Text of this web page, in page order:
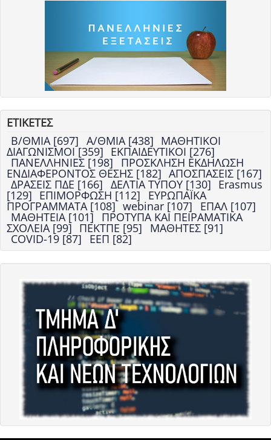
ΕΤΙΚΕΤΕΣ
Β/ΘΜΙΑ [697] Α/ΘΜΙΑ [438] ΜΑΘΗΤΙΚΟΙ
ΔΙΑΓΩΝΙΣΜΟΙ [359] ΕΚΠΑΙΔΕΥΤΙΚΟΙ [276]
ΠΑΝΕΛΛΗΝΙΕΣ [198] ΠΡΟΣΚΛΗΣΗ ΕΚΔΗΛΩΣΗ
ΕΝΔΙΑΦΕΡΟΝΤΟΣ ΘΕΣΗΣ [182] ΑΠΟΣΠΑΣΕΙΣ [167]
ΔΡΑΣΕΙΣ ΠΔΕ [166] ΔΕΛΤΙΑ ΤΥΠΟΥ [130] Erasmus
[129] ΕΠΙΜΟΡΦΩΣΗ [112] ΕΥΡΩΠΑΪΚΑ
ΠΡΟΓΡΑΜΜΑΤΑ [108] webinar [107] ΕΠΑΛ [107]
ΜΑΘΗΤΕΙΑ [101] ΠΡΟΤΥΠΑ ΚΑΙ ΠΕΙΡΑΜΑΤΙΚΑ
ΣΧΟΛΕΙΑ [99] ΠΕΚΤΠΕ [95] ΜΑΘΗΤΕΣ [91]
COVID-19 [87] ΕΕΠ [82]